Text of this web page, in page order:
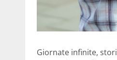
Giornate infinite,